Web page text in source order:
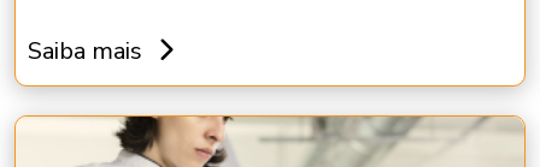
Saiba mais